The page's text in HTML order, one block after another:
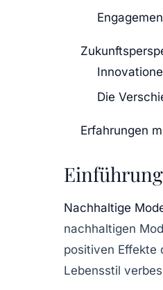
Die
Erfahrungen
Nachhaltige
nachhaltigen
positiven Effekte
Lebensstil